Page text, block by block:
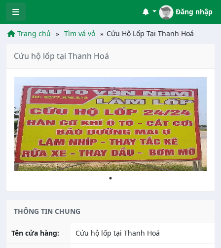
Đăng nhập
Trang chủ Tìm vá vỏ Cứu Hộ Lốp Tại Thanh Hoá
Cứu hộ lốp tại Thanh Hoá
THÔNG TIN CHUNG
Tên cửa hàng: Cứu hộ lốp tại Thanh Hoá